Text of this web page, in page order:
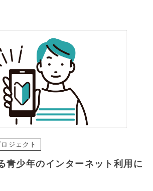
ロジェクト
青少年のインターネット利用に